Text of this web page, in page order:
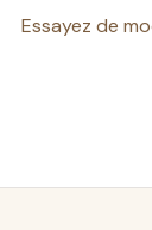
Essayez de